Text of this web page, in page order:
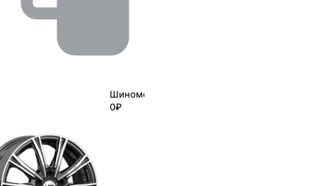
Шиномонтаж
0₽